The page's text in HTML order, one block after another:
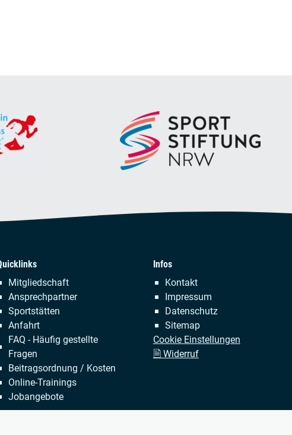
Mitgliedschaft
Ansprechpartner
Sportstätten
Anfahrt
FAQ - Häufig gestellte
Fragen
Beitragsordnung / Kosten
Online-Trainings
Jobangebote
Infos
Navigation
überspringen
Kontakt
Impressum
Datenschutz
Sitemap
Cookie Einstellungen
🗎 Widerruf